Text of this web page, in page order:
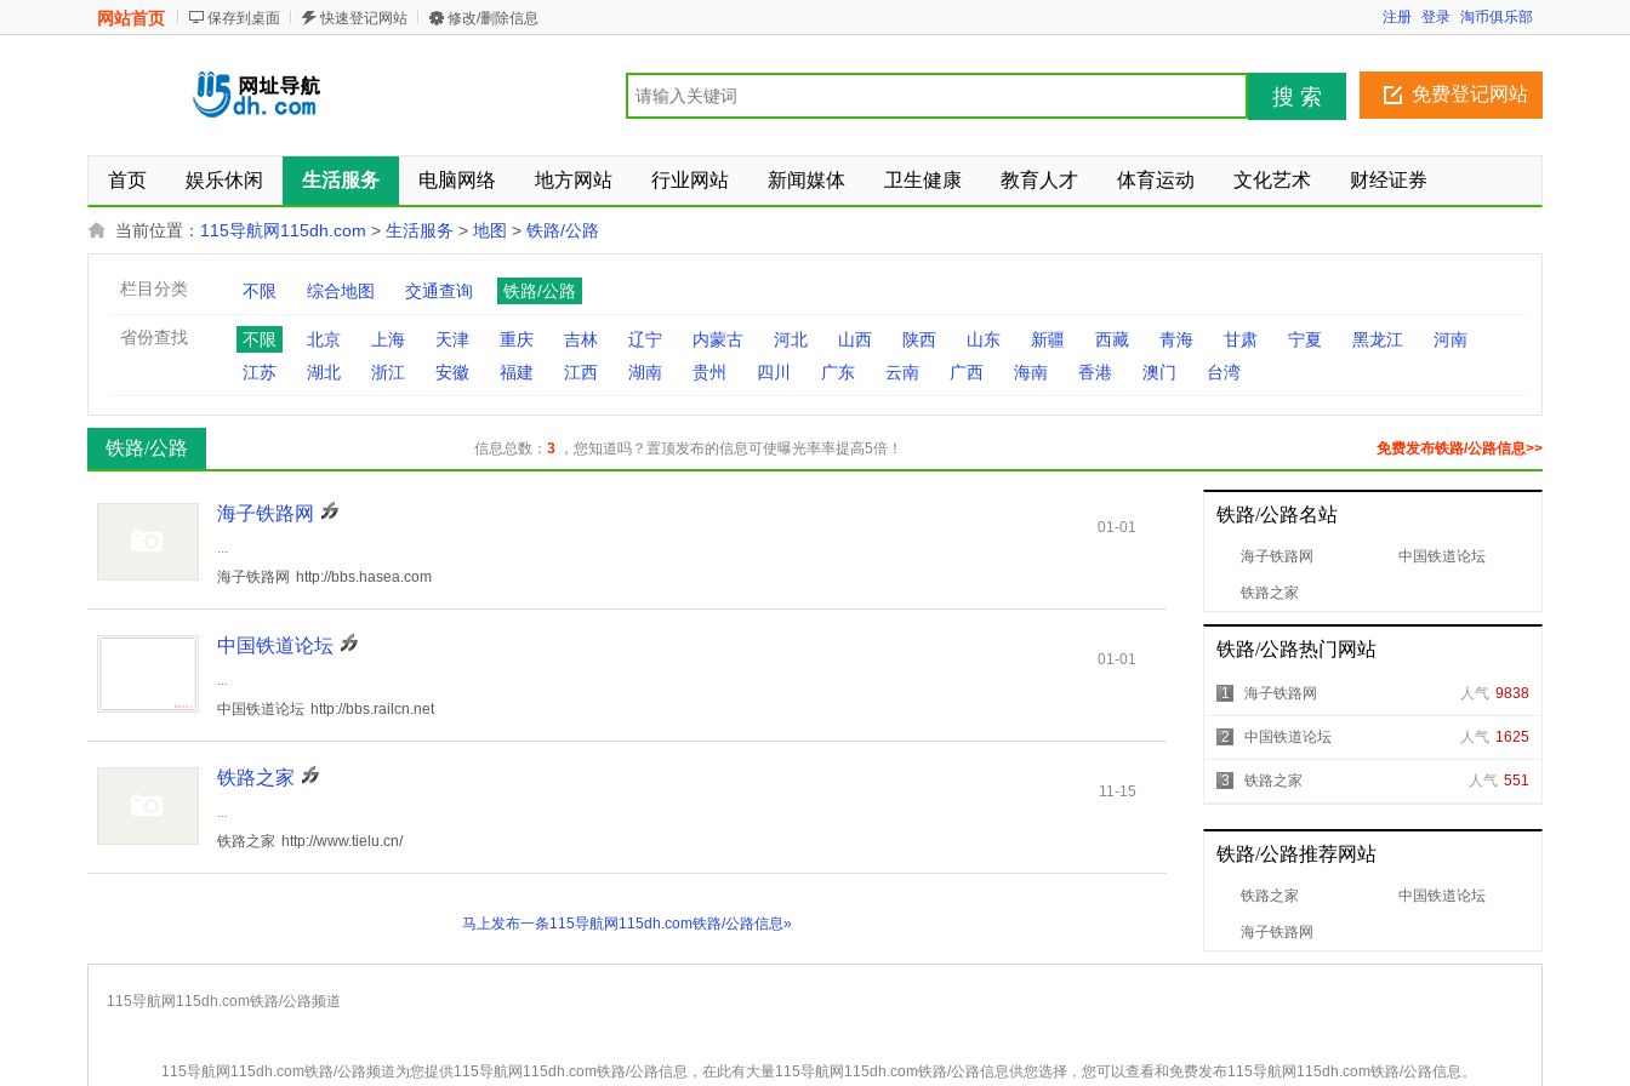
网站首页 保存到桌面 快速登记网站 修改/删除信息 注册 登录 淘币俱乐部
免费登记网站
搜 索
首页 娱乐休闲 生活服务 电脑网络 地方网站 行业网站 新闻媒体 卫生健康 教育人才 体育运动 文化艺术 财经证券
当前位置： 115导航网115dh.com > 生活服务 > 地图 > 铁路/公路
栏目分类 不限 综合地图 交通查询 铁路/公路
省份查找 不限 北京 上海 天津 重庆 吉林 辽宁 内蒙古 河北 山西 陕西 山东 新疆 西藏 青海 甘肃 宁夏 黑龙江
河南
江苏
湖北 浙江 安徽 福建 江西 湖南 贵州 四川 广东 云南 广西 海南 香港 澳门 台湾
铁路/公路 信息总数： 3，您知道吗？置顶发布的信息可使曝光率率提高5倍！ 免费发布铁路/公路信息>>
铁路/公路名站
海子铁路网 中国铁道论坛
铁路之家
铁路/公路热门网站
1 海子铁路网 人气 9838
2 中国铁道论坛 人气 1625
3 铁路之家 人气 551
铁路/公路推荐网站
铁路之家 中国铁道论坛
海子铁路网
01-01
海子铁路网
...
海子铁路网
http://bbs.hasea.com
01-01
中国铁道论坛
...
中国铁道论坛 http://bbs.railcn.net
11-15
铁路之家
...
铁路之家 http://www.tielu.cn/
马上发布一条115导航网115dh.com铁路/公路信息»
115导航网115dh.com铁路/公路频道
115导航网115dh.com铁路/公路频道为您提供115导航网115dh.com铁路/公路信息，在此有大量115导航网115dh.com铁路/公路信息供您选择，您可以查看和免费发布115导航网115dh.com铁路/公路信息。